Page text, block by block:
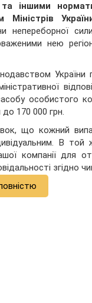
та іншими
непереборної
нею
України
особистого
170 000 грн.
що кожний
В
компанії для
згідно